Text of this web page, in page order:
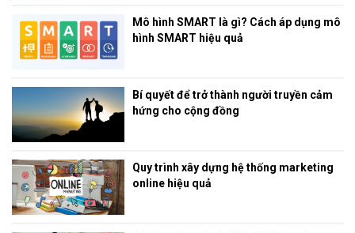
Mô hình SMART là gì? Cách áp dụng mô
hình SMART hiệu quả
Bí quyết để trở thành người truyền cảm
hứng cho cộng đồng
Quy trình xây dựng hệ thống marketing
online hiệu quả